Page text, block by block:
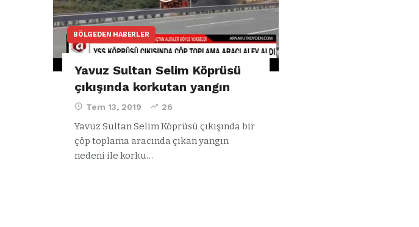
BÖLGEDEN HABERLER
Yavuz Sultan Selim Köprüsü
çıkışında korkutan yangın
Tem 13, 2019 26
Yavuz Sultan Selim Köprüsü çıkışında bir
çöp toplama aracında çıkan yangın
nedeni ile korku…